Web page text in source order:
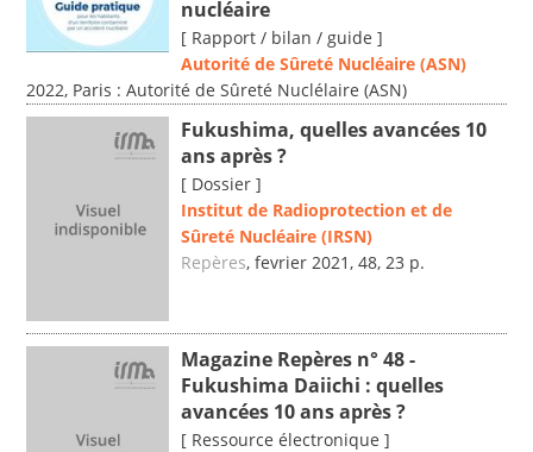
nucléaire
[ Rapport / bilan / guide ]
Autorité de Sûreté Nucléaire (ASN)
2022, Paris : Autorité de Sûreté Nuclélaire (ASN)
Fukushima, quelles avancées 10
ans après ?
[ Dossier ]
Institut de Radioprotection et de
Sûreté Nucléaire (IRSN)
Repères, fevrier 2021, 48, 23 p.
Magazine Repères n° 48 -
Fukushima Daiichi : quelles
avancées 10 ans après ?
[ Ressource électronique ]